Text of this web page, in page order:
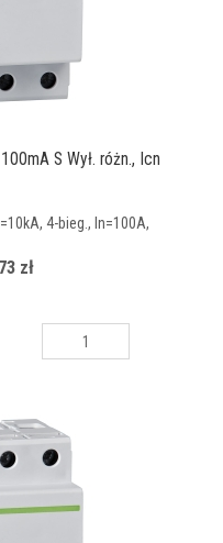
S Wył. różn., Icn
4-bieg., In=100A,
zł